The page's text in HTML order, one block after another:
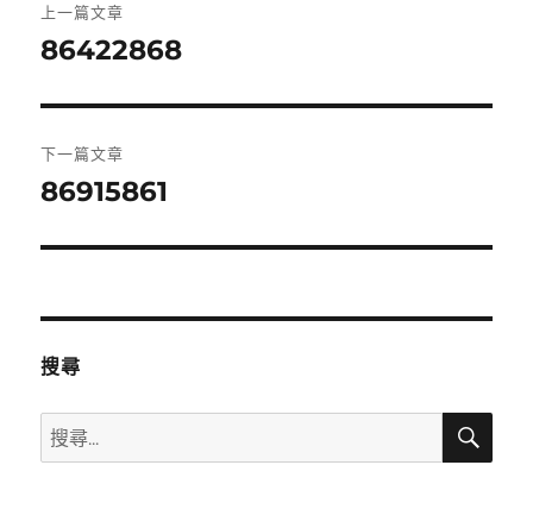
章
覽
上一篇文章
上
篇
文
章:
86422868
下一篇文章
下
篇
章:
86915861
搜尋
搜
尋
搜